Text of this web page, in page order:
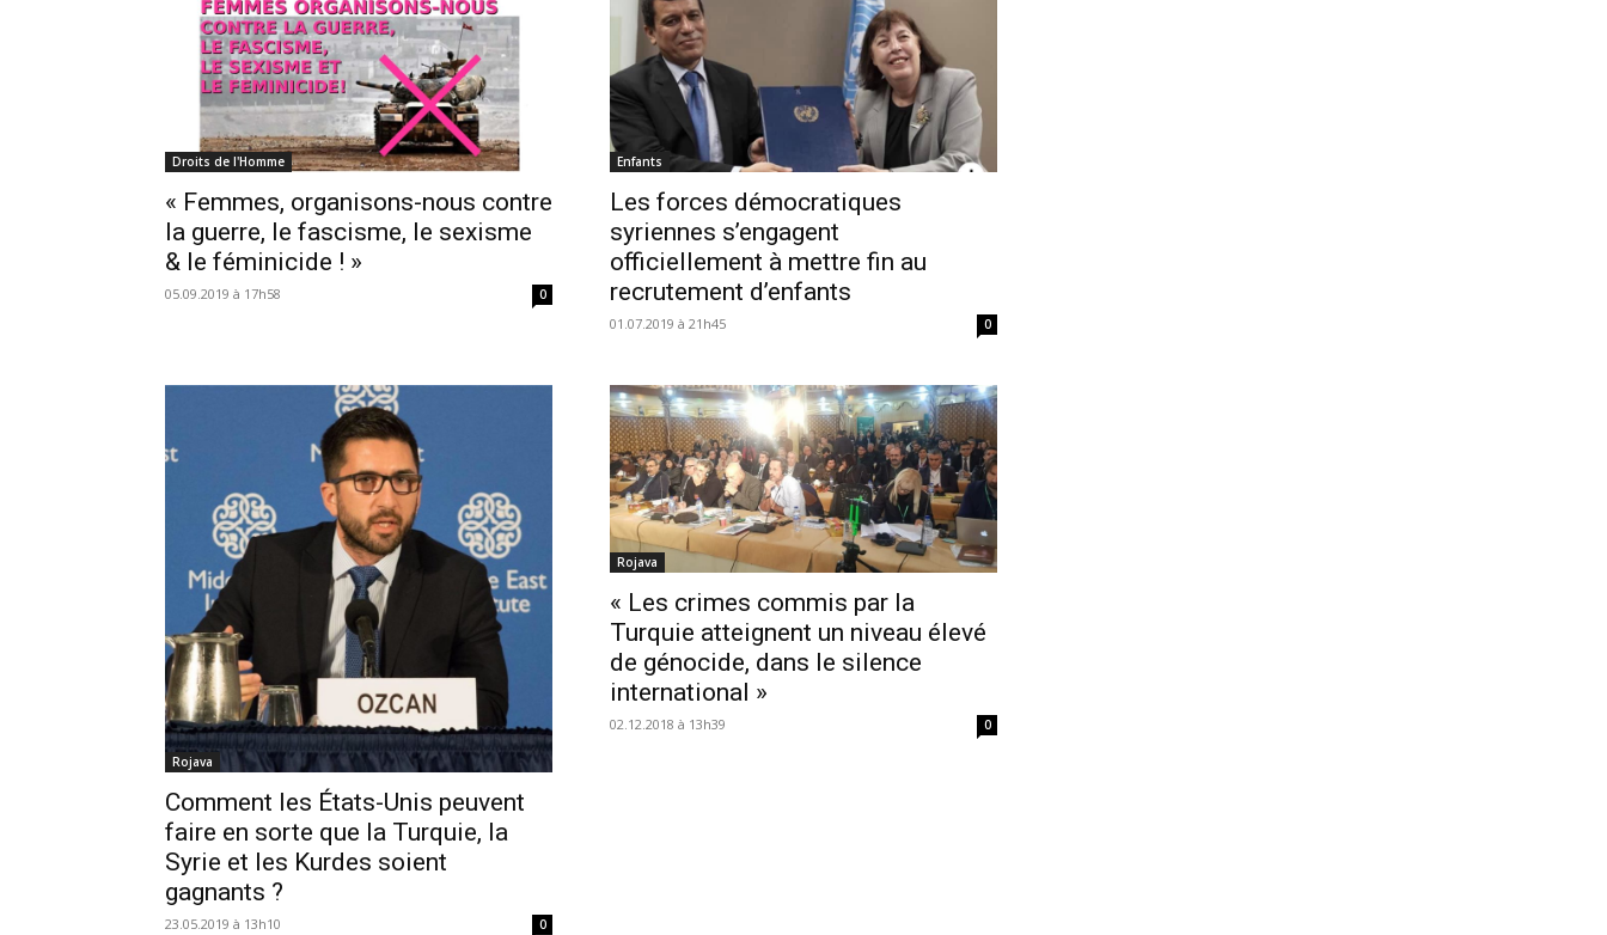
Droits de l'Homme
« Femmes, organisons-nous contre
la guerre, le fascisme, le sexisme
& le féminicide ! »
05.09.2019 à 17h58 0
Enfants
Les forces démocratiques
syriennes s’engagent
officiellement à mettre fin au
recrutement d’enfants
01.07.2019 à 21h45 0
Rojava
Comment les États-Unis peuvent
faire en sorte que la Turquie, la
Syrie et les Kurdes soient
gagnants ?
23.05.2019 à 13h10 0
Rojava
« Les crimes commis par la
Turquie atteignent un niveau élevé
de génocide, dans le silence
international »
02.12.2018 à 13h39 0